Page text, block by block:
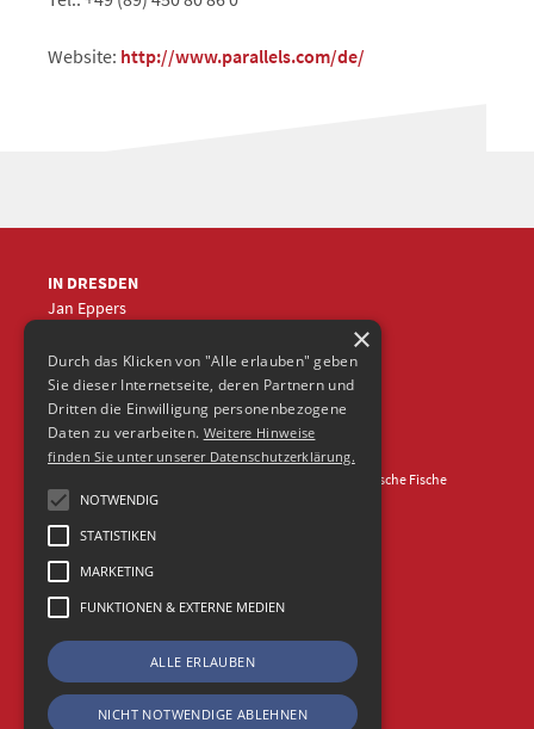
Website: http://www.parallels.com/de/
IN DRESDEN
Jan Eppers
jep@frische-fische.com
© 2026 Agentur Frische Fische
×
Durch das Klicken von "Alle erlauben" geben
Sie dieser Internetseite, deren Partnern und
Dritten die Einwilligung personenbezogene
Daten zu verarbeiten. Weitere Hinweise
finden Sie unter unserer Datenschutzerklärung.
NOTWENDIG
STATISTIKEN
MARKETING
FUNKTIONEN & EXTERNE MEDIEN
ALLE ERLAUBEN
NICHT NOTWENDIGE ABLEHNEN